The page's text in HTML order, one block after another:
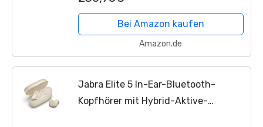
Geräuschunterdrückung, 65 mm
Breitband-Lautsprecher, für MS-
Teams...
Bei Amazon kaufen
Amazon.de
Jabra Elite 5 In-Ear-Bluetooth-
Kopfhörer mit Hybrid-Aktive-